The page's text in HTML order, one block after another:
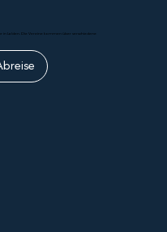
in Lalden. Die Vereine kommen über verschiedene